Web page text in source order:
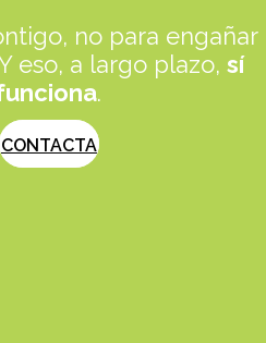
no para engañar
eso, a largo plazo, sí
.
CONTACTA